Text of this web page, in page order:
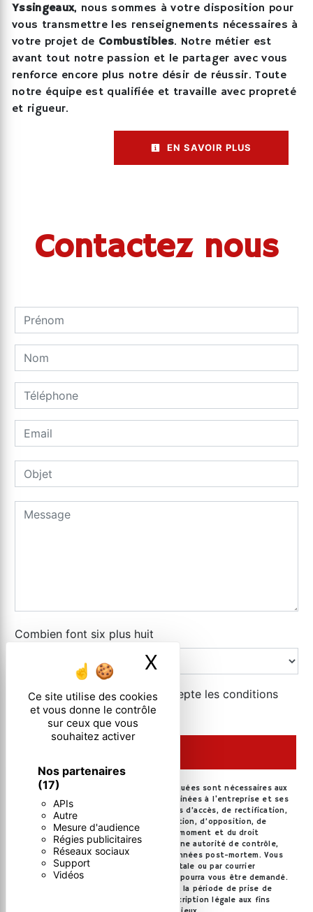
Ce site utilise des cookies
et vous donne le contrôle
sur ceux que vous
souhaitez activer
Nos partenaires
(17)
APIs
Autre
Mesure d'audience
Régies publicitaires
Réseaux sociaux
Support
Vidéos
X Masquer le
Yssingeaux, nous sommes à votre disposition pour
vous transmettre les renseignements nécessaires à
votre projet de Combustibles. Notre métier est
avant tout notre passion et le partager avec vous
renforce encore plus notre désir de réussir. Toute
notre équipe est qualifiée et travaille avec propreté
et rigueur.
EN SAVOIR PLUS
Contactez nous
Combien font six plus huit
En cochant cette case, j'accepte les conditions
particulières ci-dessous **
** Les données personnelles communiquées sont nécessaires aux
fins de vous contacter. Elles sont destinées à l'entreprise et ses
sous-traitants. Vous disposez de droits d’accès, de rectification,
d’effacement, de portabilité, de limitation, d’opposition, de
retrait de votre consentement à tout moment et du droit
d’introduire une réclamation auprès d’une autorité de contrôle,
ainsi que d’organiser le sort de vos données post-mortem. Vous
pouvez exercer ces droits par voie postale ou par courrier
électronique. Un justificatif d'identité pourra vous être demandé.
Nous conservons vos données pendant la période de prise de
contact puis pendant la durée de prescription légale aux fins